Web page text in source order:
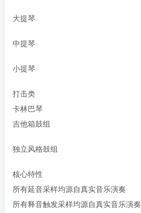
大提琴
中提琴
小提琴
打击类
卡林巴琴
吉他箱鼓组
独立风格鼓组
核心特性
所有延音采样均源自真实音乐演奏
所有释音触发采样均源自真实音乐演奏